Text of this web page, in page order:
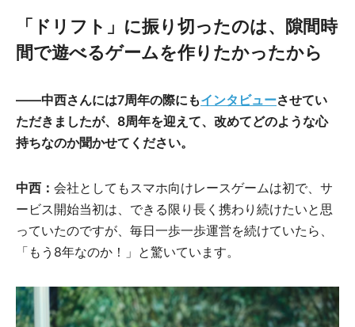
「ドリフト」に振り切ったのは、隙間時
間で遊べるゲームを作りたかったから
――中西さんには7周年の際にもインタビューさせてい
ただきましたが、8周年を迎えて、改めてどのような心
持ちなのか聞かせてください。
中西： 会社としてもスマホ向けレースゲームは初で、サ
ービス開始当初は、できる限り長く携わり続けたいと思
っていたのですが、毎日一歩一歩運営を続けていたら、
「もう8年なのか！」と驚いています。